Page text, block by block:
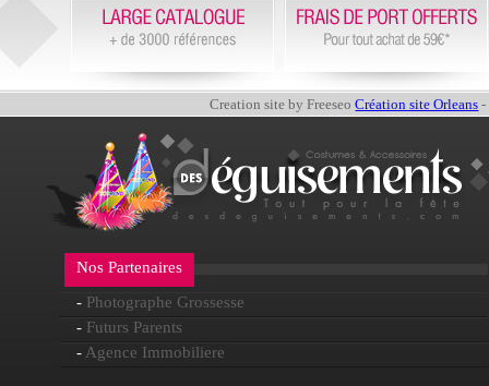
Creation site by FreeseoCréation site Orleans -
Nos Partenaires
- Photographe Grossesse
- Futurs Parents
- Agence Immobiliere